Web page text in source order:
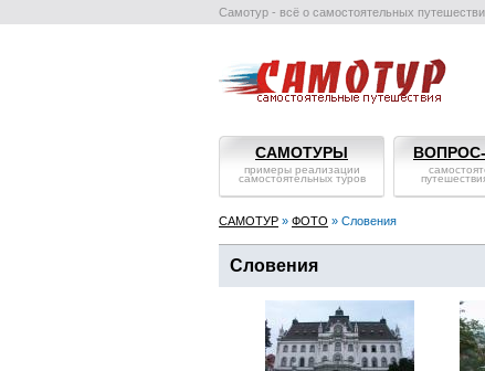
Самотур - всё о самостоятельных
САМОТУРЫ
примеры реализации
самостоятельных туров
ВОПРОС-
САМОТУР » ФОТО » Словения
Словения